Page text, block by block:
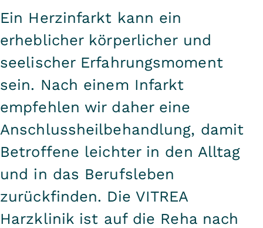
Ein Herzinfarkt kann ein
erheblicher körperlicher und
seelischer Erfahrungsmoment
sein. Nach einem Infarkt
empfehlen wir daher eine
Anschlussheilbehandlung, damit
Betroffene leichter in den Alltag
und in das Berufsleben
zurückfinden. Die VITREA
Harzklinik ist auf die Reha nach